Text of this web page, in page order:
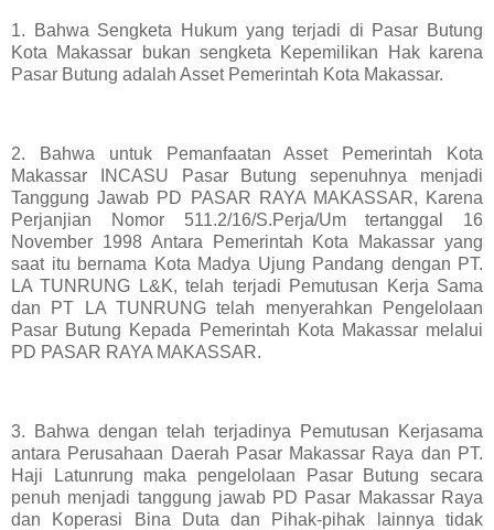
1. Bahwa Sengketa Hukum yang terjadi di Pasar Butung
Kota Makassar bukan sengketa Kepemilikan Hak karena
Pasar Butung adalah Asset Pemerintah Kota Makassar.
2. Bahwa untuk Pemanfaatan Asset Pemerintah Kota
Makassar INCASU Pasar Butung sepenuhnya menjadi
Tanggung Jawab PD PASAR RAYA MAKASSAR, Karena
Perjanjian Nomor 511.2/16/S.Perja/Um tertanggal 16
November 1998 Antara Pemerintah Kota Makassar yang
saat itu bernama Kota Madya Ujung Pandang dengan PT.
LA TUNRUNG L&K, telah terjadi Pemutusan Kerja Sama
dan PT LA TUNRUNG telah menyerahkan Pengelolaan
Pasar Butung Kepada Pemerintah Kota Makassar melalui
PD PASAR RAYA MAKASSAR.
3. Bahwa dengan telah terjadinya Pemutusan Kerjasama
antara Perusahaan Daerah Pasar Makassar Raya dan PT.
Haji Latunrung maka pengelolaan Pasar Butung secara
penuh menjadi tanggung jawab PD Pasar Makassar Raya
dan Koperasi Bina Duta dan Pihak-pihak lainnya tidak